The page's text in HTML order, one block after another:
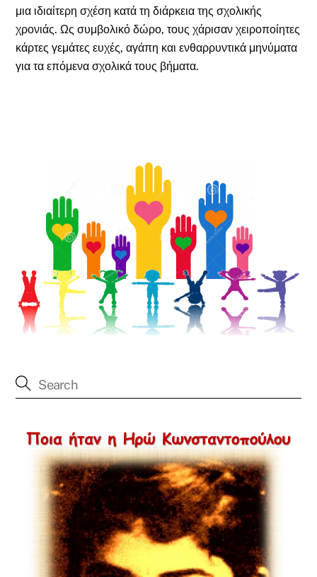
μια ιδιαίτερη σχέση κατά τη διάρκεια της σχολικής
χρονιάς. Ως συμβολικό δώρο, τους χάρισαν χειροποίητες
κάρτες γεμάτες ευχές, αγάπη και ενθαρρυντικά μηνύματα
για τα επόμενα σχολικά τους βήματα.